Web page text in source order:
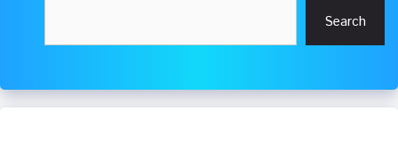
Search